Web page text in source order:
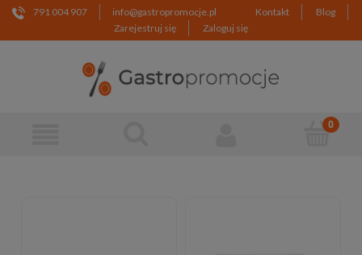
791 004 907 info@gastropromocje.pl Kontakt
Blog
Zarejestruj się
Zaloguj się